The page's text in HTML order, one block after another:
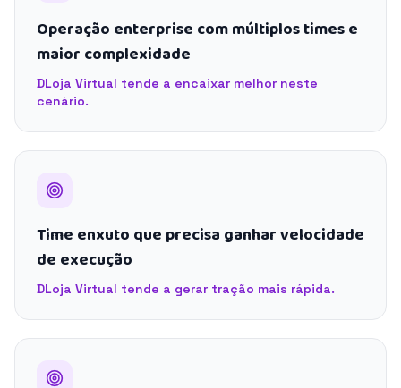
Operação enterprise com múltiplos times e
maior complexidade
DLoja Virtual tende a encaixar melhor neste
cenário.
Time enxuto que precisa ganhar velocidade
de execução
DLoja Virtual tende a gerar tração mais rápida.